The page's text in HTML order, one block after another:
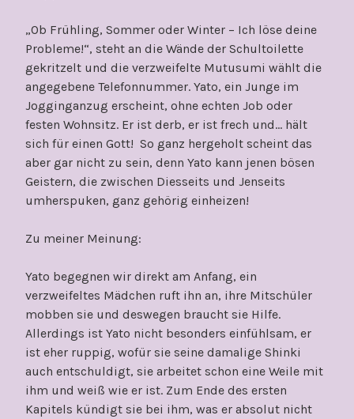
„Ob Frühling, Sommer oder Winter – Ich löse deine
Probleme!“, steht an die Wände der Schultoilette
gekritzelt und die verzweifelte Mutusumi wählt die
angegebene Telefonnummer. Yato, ein Junge im
Jogginganzug erscheint, ohne echten Job oder
festen Wohnsitz. Er ist derb, er ist frech und… hält
sich für einen Gott! So ganz hergeholt scheint das
aber gar nicht zu sein, denn Yato kann jenen bösen
Geistern, die zwischen Diesseits und Jenseits
umherspuken, ganz gehörig einheizen!
Zu meiner Meinung:
Yato begegnen wir direkt am Anfang, ein
verzweifeltes Mädchen ruft ihn an, ihre Mitschüler
mobben sie und deswegen braucht sie Hilfe.
Allerdings ist Yato nicht besonders einfühlsam, er
ist eher ruppig, wofür sie seine damalige Shinki
auch entschuldigt, sie arbeitet schon eine Weile mit
ihm und weiß wie er ist. Zum Ende des ersten
Kapitels kündigt sie bei ihm, was er absolut nicht